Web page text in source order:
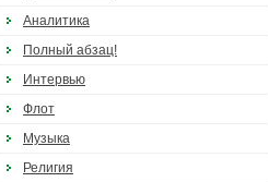
Аналитика
Полный абзац!
Интервью
Флот
Музыка
Религия